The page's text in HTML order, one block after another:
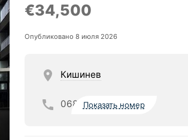
€34,500
Опубликовано 8 июля 2026
Кишинев
068 Показать номер